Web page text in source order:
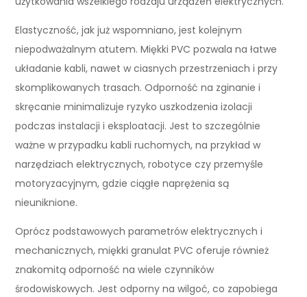
Elastyczność, jak już wspomniano, jest kolejnym
niepodważalnym atutem. Miękki PVC pozwala na łatwe
układanie kabli, nawet w ciasnych przestrzeniach i przy
skomplikowanych trasach. Odporność na zginanie i
skręcanie minimalizuje ryzyko uszkodzenia izolacji
podczas instalacji i eksploatacji. Jest to szczególnie
ważne w przypadku kabli ruchomych, na przykład w
narzędziach elektrycznych, robotyce czy przemyśle
motoryzacyjnym, gdzie ciągłe naprężenia są
nieuniknione.
Oprócz podstawowych parametrów elektrycznych i
mechanicznych, miękki granulat PVC oferuje również
znakomitą odporność na wiele czynników
środowiskowych. Jest odporny na wilgoć, co zapobiega